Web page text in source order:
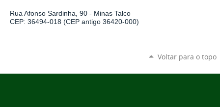
Rua Afonso Sardinha, 90 - Minas Talco
CEP: 36494-018 (CEP antigo 36420-000)
Voltar para o topo